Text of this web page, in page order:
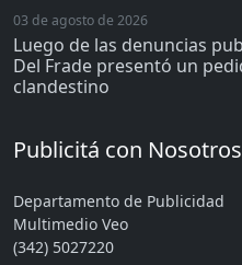
03 de agosto de 2026
Luego de las denuncias
Del Frade presentó un
clandestino
Publicitá con Nosotros
Departamento de Publicidad
Multimedio Veo
(342) 5027220